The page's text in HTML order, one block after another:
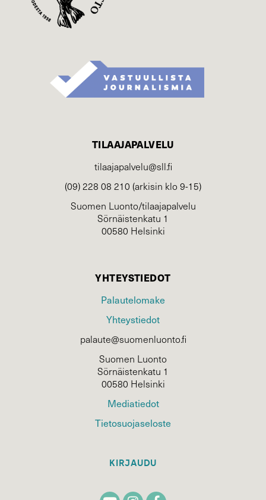
TILAAJAPALVELU
tilaajapalvelu@sll.fi
(09) 228 08 210 (arkisin klo 9-15)
Suomen Luonto/tilaajapalvelu
Sörnäistenkatu 1
00580 Helsinki
YHTEYSTIEDOT
Palautelomake
Yhteystiedot
palaute@suomenluonto.fi
Suomen Luonto
Sörnäistenkatu 1
00580 Helsinki
Mediatiedot
Tietosuojaseloste
KIRJAUDU